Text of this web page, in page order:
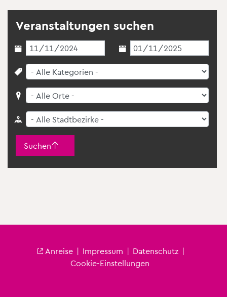
Ver­an­stal­tun­gen su­chen
Suchen
Fu­ß­zei­le City
An­rei­se | Im­pres­sum | Da­ten­schutz |
Coo­kie-Ein­stel­lun­gen